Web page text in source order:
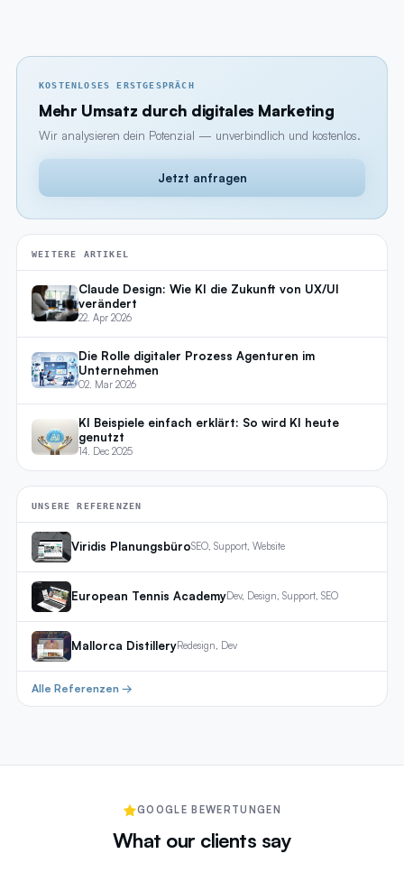
KOSTENLOSES ERSTGESPRÄCH
Mehr Umsatz durch digitales Marketing
Wir analysieren dein Potenzial — unverbindlich und kostenlos.
Jetzt anfragen
WEITERE ARTIKEL
Claude Design: Wie KI die Zukunft von UX/UI
verändert
22. Apr 2026
Die Rolle digitaler Prozess Agenturen im
Unternehmen
02. Mar 2026
KI Beispiele einfach erklärt: So wird KI heute
genutzt
14. Dec 2025
UNSERE REFERENZEN
Viridis PlanungsbüroSEO, Support, Website
European Tennis AcademyDev, Design, Support, SEO
Mallorca DistilleryRedesign, Dev
Alle Referenzen →
GOOGLE BEWERTUNGEN
What our clients say